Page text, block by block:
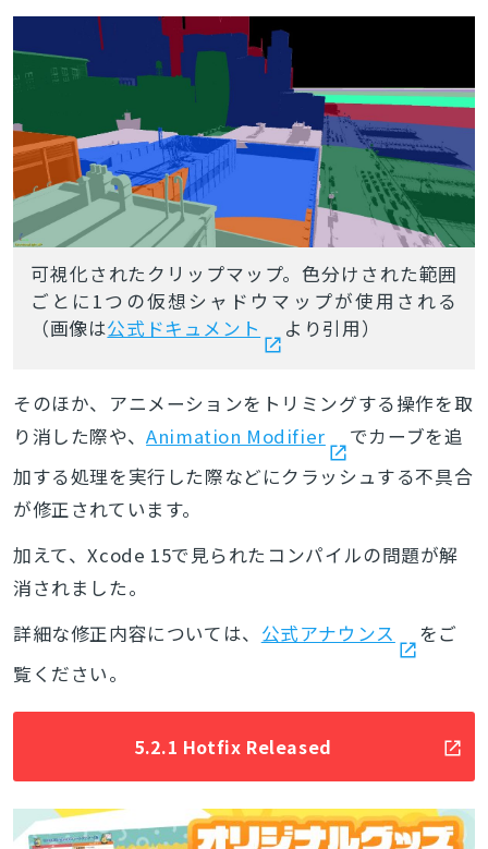
可視化されたクリップマップ。色分けされた範囲
ごとに1つの仮想シャドウマップが使用される
（画像は公式ドキュメント より引用）
そのほか、アニメーションをトリミングする操作を取
り消した際や、Animation Modifier
でカーブを追
加する処理を実行した際などにクラッシュする不具合
が修正されています。
加えて、Xcode 15で見られたコンパイルの問題が解
消されました。
詳細な修正内容については、 公式アナウンス
をご
覧ください。
5.2.1 Hotfix Released